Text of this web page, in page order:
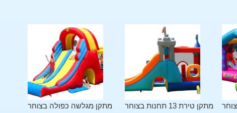
מתקן מגלשה כפולה בצוחר
מתקן טירת 13 תחנות בצוחר